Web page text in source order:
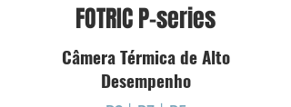
FOTRIC P-series
Câmera Térmica de Alto
Desempenho